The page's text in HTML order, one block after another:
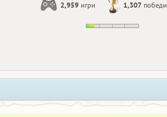
2,959 игри 1,307 победи